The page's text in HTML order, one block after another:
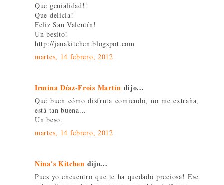
Que genialidad!!
Que delicia!
Feliz San Valentín!
Un besito!
http://janakitchen.blogspot.com
martes, 14 febrero, 2012
Irmina Díaz-Frois Martín dijo...
Qué buen cómo disfruta comiendo, no me extraña,
está tan buena...
Un beso.
martes, 14 febrero, 2012
Nina's Kitchen dijo...
Pues yo encuentro que te ha quedado preciosa! Ese